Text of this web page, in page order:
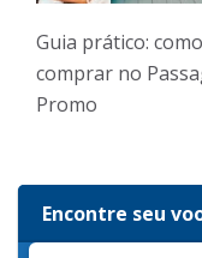
Guia prático: como
comprar no
Promo
Encontre seu